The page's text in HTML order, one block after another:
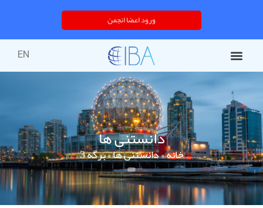
ورود اعضا انجمن
EN
دانستنی ها
خانه»دانستنی ها»برگه 3